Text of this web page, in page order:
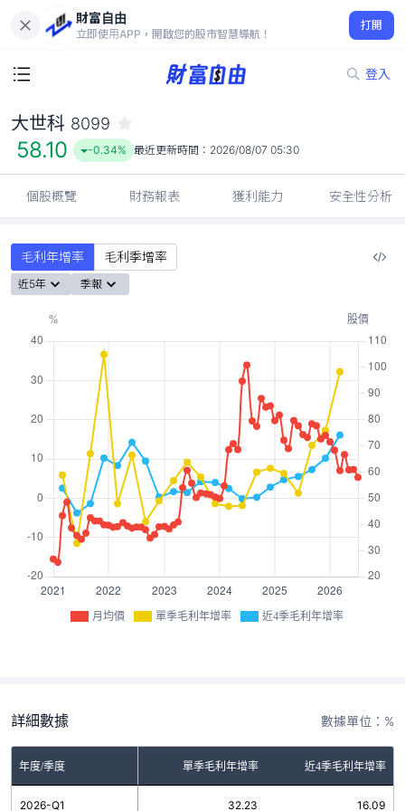
財富自由
立即使用APP，開啟您的股市智慧導航！
打開
登入
58.10
-0.34%
大世科 8099
58.10 -0.34% 最近更新時間： 2026/08/07 05:30
個股概覽 財務報表 獲利能力 安全性分析
毛利年增率 毛利季增率
近5年 季報
月均價 單季毛利年增率 近4季毛利年增率
詳細數據 數據單位：%
年度/季度 單季毛利年增率 近4季毛利年增率
2026-Q1 32.23 16.09